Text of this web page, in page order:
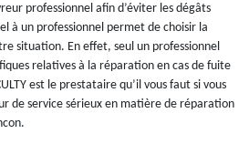
professionnel afin d’éviter les dégâts
à un professionnel permet de choisir la
situation. En effet, seul un professionnel
relatives à la réparation en cas de fuite
est le prestataire qu’il vous faut si vous
de service sérieux en matière de réparation